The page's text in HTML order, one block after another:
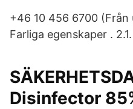
+46 10 456 6700 (Från
Farliga egenskaper . 2.1.
Disinfector